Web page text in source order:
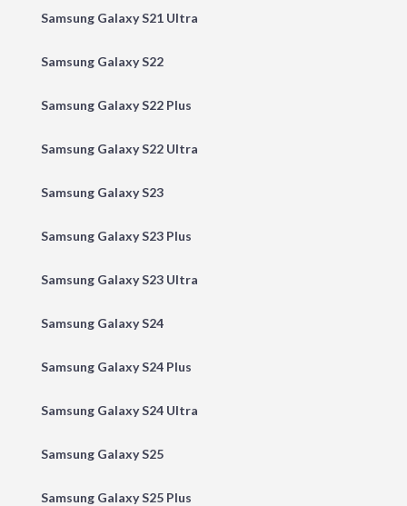
Samsung Galaxy S21 Ultra
Samsung Galaxy S22
Samsung Galaxy S22 Plus
Samsung Galaxy S22 Ultra
Samsung Galaxy S23
Samsung Galaxy S23 Plus
Samsung Galaxy S23 Ultra
Samsung Galaxy S24
Samsung Galaxy S24 Plus
Samsung Galaxy S24 Ultra
Samsung Galaxy S25
Samsung Galaxy S25 Plus